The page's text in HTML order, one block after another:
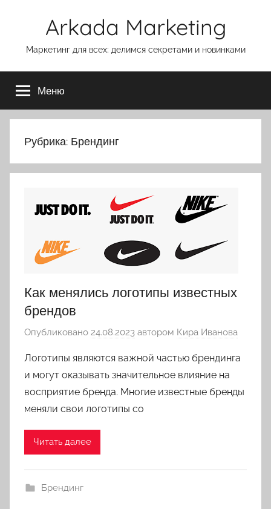
Arkada Marketing
Маркетинг для всех: делимся секретами и новинками
Меню
Рубрика: Брендинг
Как менялись логотипы известных
брендов
Опубликовано 24.08.2023 автором Кира Иванова
Логотипы являются важной частью брендинга
и могут оказывать значительное влияние на
восприятие бренда. Многие известные бренды
меняли свои логотипы со
Читать далее
Брендинг